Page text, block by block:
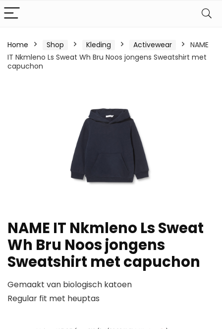
Home Shop Kleding Activewear
NAME
IT Nkmleno Ls Sweat Wh Bru Noos jongens Sweatshirt met
capuchon
NAME IT Nkmleno Ls Sweat
Wh Bru Noos jongens
Sweatshirt met capuchon
Gemaakt van biologisch katoen
Regular fit met heuptas